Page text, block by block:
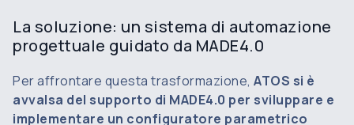
La soluzione: un sistema di automazione
progettuale guidato da MADE4.0
Per affrontare questa trasformazione, ATOS si è
avvalsa del supporto di MADE4.0 per sviluppare e
implementare un configuratore parametrico